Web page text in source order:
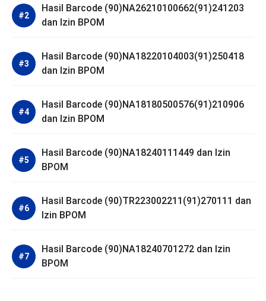
Hasil Barcode (90)NA26210100662(91)241203
dan Izin BPOM
Hasil Barcode (90)NA18220104003(91)250418
dan Izin BPOM
Hasil Barcode (90)NA18180500576(91)210906
dan Izin BPOM
Hasil Barcode (90)NA18240111449 dan Izin
BPOM
Hasil Barcode (90)TR223002211(91)270111 dan
Izin BPOM
Hasil Barcode (90)NA18240701272 dan Izin
BPOM